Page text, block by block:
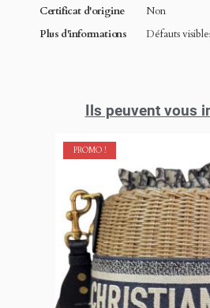
Certificat d'origine
Non
Plus d'informations
Défauts
Ils peuvent vous
PROMO !